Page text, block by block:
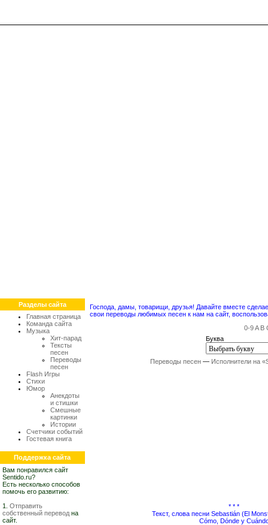
Разделы сайта
Главная страница
Команда сайта
Музыка
Хит-парад
Тексты
песен
Переводы
песен
Flash Игры
Стихи
Юмор
Анекдоты
и стишки
Смешные
картинки
Истории
Счетчики событий
Гостевая книга
Поддержка сайта
Вам понравился сайт
Sentido.ru?
Есть несколько способов
помочь его развитию:
1. Отправить
собственный перевод на
сайт.
Господа, дамы, товарищи, друзья! Давайте вместе
свои переводы любимых песен к нам на сайт,
0-9 A B
Буква
Переводы песен — Исполнители на
* * *
Текст, слова песни Sebastián (El
Cómo, Dónde y